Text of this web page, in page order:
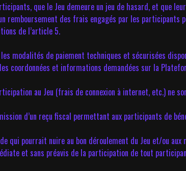
que le Jeu demeure un jeu de hasard, et que
remboursement des frais engagés par les participants
de l’article 5.
modalités de paiement techniques et sécurisées
coordonnées et informations demandées sur la
au Jeu (frais de connexion à internet, etc.) ne
d’un reçu fiscal permettant aux participants de
qui pourrait nuire au bon déroulement du Jeu et/ou
et sans préavis de la participation de tout